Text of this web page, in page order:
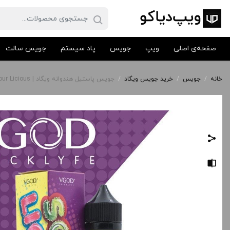
صفحه‌ی اصلی ویپ جویس پاد سیستم جویس سالت
خانه / جویس / خرید جویس ویگاد / جویس پاستیل هندوانه ویگاد | VGOD Sour Licious